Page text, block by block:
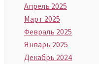
Апрель 2025
Март 2025
Февраль 2025
Январь 2025
Декабрь 2024